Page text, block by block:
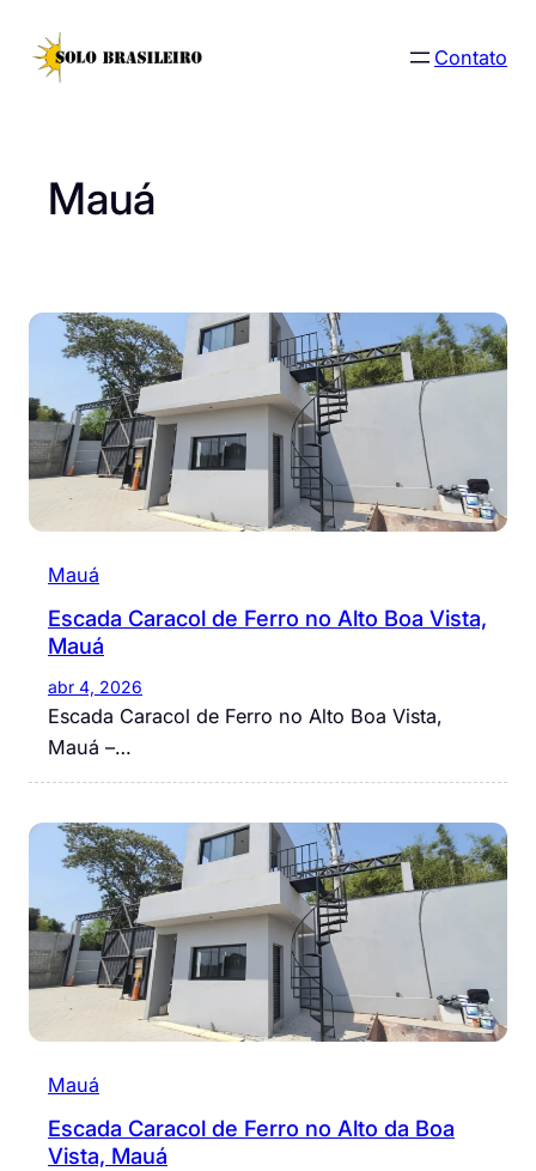
para
Contato
Mauá
Mauá
Escada Caracol de Ferro no Alto Boa Vista,
Mauá
abr 4, 2026
Escada Caracol de Ferro no Alto Boa Vista,
Mauá –…
Mauá
Escada Caracol de Ferro no Alto da Boa
Vista, Mauá